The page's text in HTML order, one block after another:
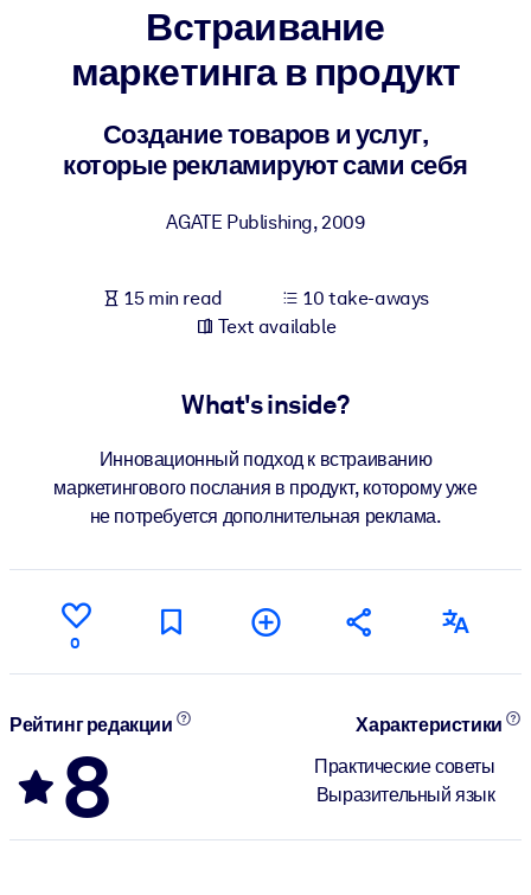
For LMS/LXP
learning results.
Enrich your corporate library with trusted, ready-to-use business
For AI Systems
Fuel your AI systems with reliable, structured knowledge to
Встраивание
маркетинга в продукт
Создание товаров и услуг,
которые рекламируют сами себя
AGATE Publishing,2009
15 min read
10 take-aways
Text available
What's inside?
Инновационный подход к встраиванию
маркетингового послания в продукт, которому уже
не потребуется дополнительная реклама.
0
Рейтинг редакции
8
Характеристики
Практические советы
Выразительный язык